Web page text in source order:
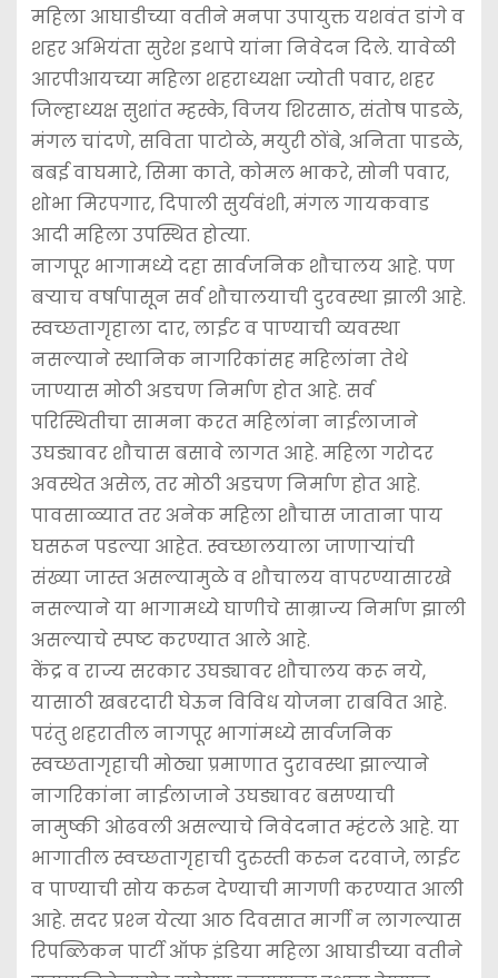
महिला आघाडीच्या वतीने मनपा उपायुक्त यशवंत डांगे व
शहर अभियंता सुरेश इथापे यांना निवेदन दिले. यावेळी
आरपीआयच्या महिला शहराध्यक्षा ज्योती पवार, शहर
जिल्हाध्यक्ष सुशांत म्हस्के, विजय शिरसाठ, संतोष पाडळे,
मंगल चांदणे, सविता पाटोळे, मयुरी ठोंबे, अनिता पाडळे,
बबई वाघमारे, सिमा काते, कोमल भाकरे, सोनी पवार,
शोभा मिरपगार, दिपाली सुर्यवंशी, मंगल गायकवाड
आदी महिला उपस्थित होत्या.
नागपूर भागामध्ये दहा सार्वजनिक शौचालय आहे. पण
बर्‍याच वर्षापासून सर्व शौचालयाची दुरवस्था झाली आहे.
स्वच्छतागृहाला दार, लाईट व पाण्याची व्यवस्था
नसल्याने स्थानिक नागरिकांसह महिलांना तेथे
जाण्यास मोठी अडचण निर्माण होत आहे. सर्व
परिस्थितीचा सामना करत महिलांना नाईलाजाने
उघड्यावर शौचास बसावे लागत आहे. महिला गरोदर
अवस्थेत असेल, तर मोठी अडचण निर्माण होत आहे.
पावसाळ्यात तर अनेक महिला शौचास जाताना पाय
घसरून पडल्या आहेत. स्वच्छालयाला जाणार्‍यांची
संख्या जास्त असल्यामुळे व शौचालय वापरण्यासारखे
नसल्याने या भागामध्ये घाणीचे साम्राज्य निर्माण झाली
असल्याचे स्पष्ट करण्यात आले आहे.
केंद्र व राज्य सरकार उघड्यावर शौचालय करू नये,
यासाठी खबरदारी घेऊन विविध योजना राबवित आहे.
परंतु शहरातील नागपूर भागांमध्ये सार्वजनिक
स्वच्छतागृहाची मोठ्या प्रमाणात दुरावस्था झाल्याने
नागरिकांना नाईलाजाने उघड्यावर बसण्याची
नामुष्की ओढवली असल्याचे निवेदनात म्हंटले आहे. या
भागातील स्वच्छतागृहाची दुरुस्ती करुन दरवाजे, लाईट
व पाण्याची सोय करुन देण्याची मागणी करण्यात आली
आहे. सदर प्रश्‍न येत्या आठ दिवसात मार्गी न लागल्यास
रिपब्लिकन पार्टी ऑफ इंडिया महिला आघाडीच्या वतीने